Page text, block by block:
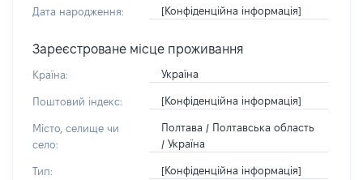
Дата народження: [Конфіденційна інформація]
Зареєстроване місце проживання
Країна: Україна
Поштовий індекс: [Конфіденційна інформація]
Місто, селище чи
село:
Полтава / Полтавська область
/ Україна
Тип: [Конфіденційна інформація]